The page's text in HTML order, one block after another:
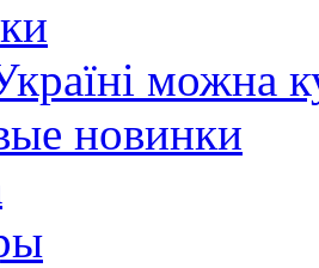
можна
новинки